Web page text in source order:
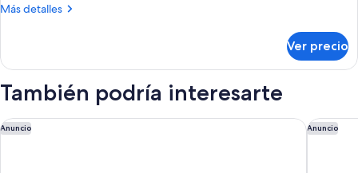
camas,
la
ciudad
Más detalles
Más
Deluxe,
camas,
a
la
Ver precio
También podría interesarte
Anuncio
Delta Hotels by Marriott Vancouver Downtown Suites -Anuncio
Newton